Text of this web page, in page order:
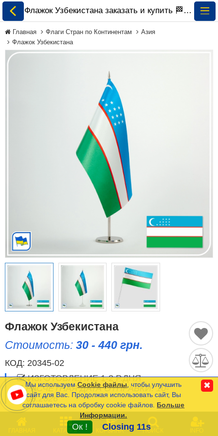
Флаги Мира по
Флаги на Заказ
Флаги Международных
Этнические Флаги
Флаги США (штатов)
Другие флаги
Язык
Частые Вопросы (FAQ)
Оплата и Доставка
ГЛАВНАЯ КАТАЛОГ
0
КОРЗИНА ПОИСК INFO
Флажок Узбекистана заказать и купить 🏁 ePrapor.com.ua
Главная Флаги Стран по Континентам
Азия
Флажок Узбекистана
Флажок Узбекистана
Стоимость: 30 - 440 грн.
КОД: 20345-02
ИЗГОТОВЛЕНИЕ 1-2 Р.ДНЯ
РАСЧЕТНАЯ ДАТА ОТПРАВКИ: 10-
11.08.2026
Минимальная сумма заказа на сайте- 120 грн.
Мы используемCookie файлы , чтобы улучшить
сайт для Вас. Продолжая использовать сайт, Вы
соглашаетесь на обробку cookie файлов. Больше
Информации.
Ок ! Closing 11s
✖